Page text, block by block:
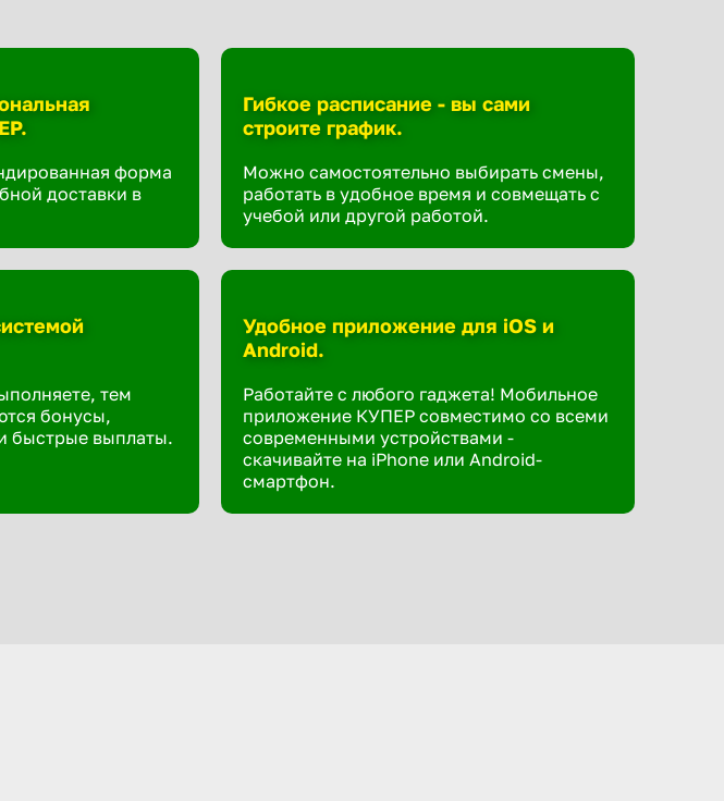
форма
доставки в
Гибкое расписание - вы сами
строите график.
Можно самостоятельно выбирать смены,
работать в удобное время и совмещать с
учебой или другой работой.
тем
бонусы,
быстрые выплаты.
Удобное приложение для iOS и
Android.
Работайте с любого гаджета! Мобильное
приложение КУПЕР совместимо со всеми
современными устройствами -
скачивайте на iPhone или Android-
смартфон.